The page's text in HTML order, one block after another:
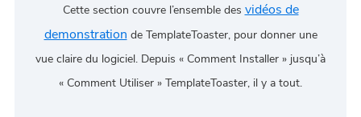
Cette section couvre l’ensemble des vidéos de
demonstration de TemplateToaster, pour donner une
vue claire du logiciel. Depuis « Comment Installer » jusqu’à
« Comment Utiliser » TemplateToaster, il y a tout.